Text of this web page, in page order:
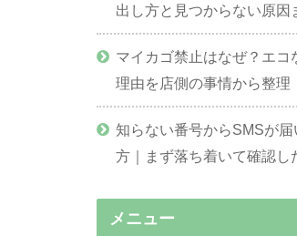
出し方と見つからない原因
マイカゴ禁止はなぜ？エコ
理由を店側の事情から整理
知らない番号からSMSが届
方｜まず落ち着いて確認し
メニュー